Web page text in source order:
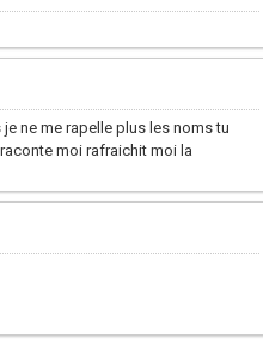
ne me rapelle plus les noms tu
moi rafraichit moi la